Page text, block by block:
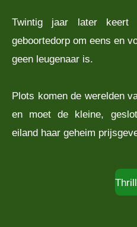
Twintig jaar later keert
geboortedorp om eens en
geen leugenaar is.
Plots komen de werelden
en moet de kleine,
eiland haar geheim